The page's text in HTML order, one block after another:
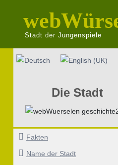
Stadt der Jungenspiele
Sprache auswählen
Die Stadt
Fakten
Name der Stadt